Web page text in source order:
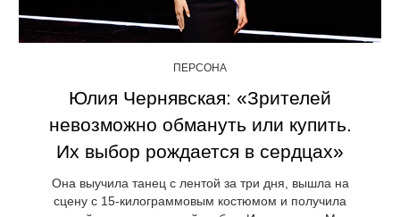
ПЕРСОНА
Юлия Чернявская: «Зрителей
невозможно обмануть или купить.
Их выбор рождается в сердцах»
Она выучила танец с лентой за три дня, вышла на
сцену с 15-килограммовым костюмом и получила